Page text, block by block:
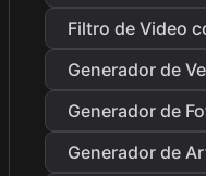
Filtro de Video
Generador de
Generador de
Generador de